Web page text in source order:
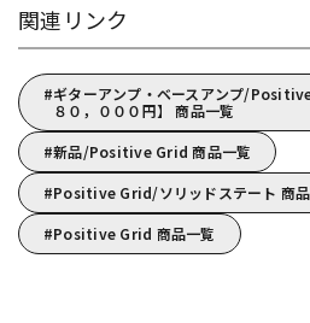
関連リンク
ギターアンプ・ベースアンプ/
８０，０００円】 商品一覧
新品/Positive Grid 商品一覧
Positive Grid/ソリッドステート 商
Positive Grid 商品一覧